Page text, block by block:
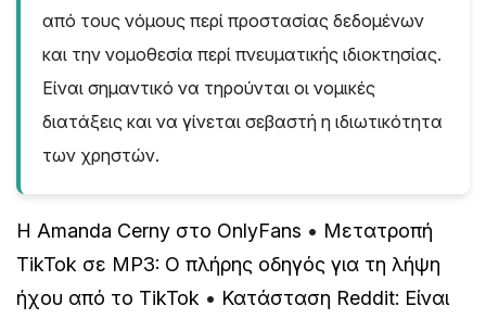
από τους νόμους περί προστασίας δεδομένων
και την νομοθεσία περί πνευματικής ιδιοκτησίας.
Είναι σημαντικό να τηρούνται οι νομικές
διατάξεις και να γίνεται σεβαστή η ιδιωτικότητα
των χρηστών.
Η Amanda Cerny στο OnlyFans • Μετατροπή
TikTok σε MP3: Ο πλήρης οδηγός για τη λήψη
ήχου από το TikTok • Κατάσταση Reddit: Είναι